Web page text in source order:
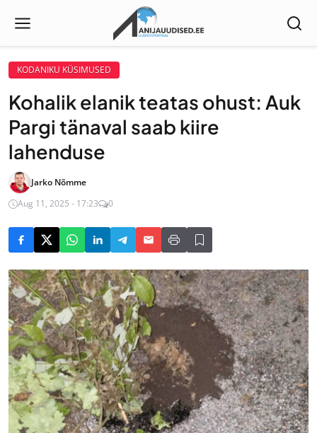
KODANIKU KÜSIMUSED
Kohalik elanik teatas ohust: Auk
Pargi tänaval saab kiire
lahenduse
Jarko Nõmme
Aug 11, 2025 - 17:23
0